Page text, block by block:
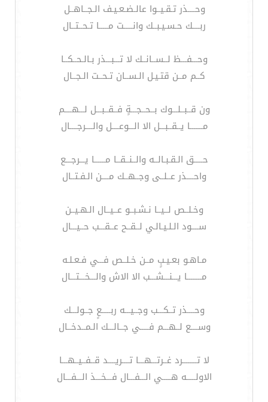
وحــــذر تـقـيــوا عالـضـعـيـف الـجــاهــل
ربــــك حـسـيـبــك وانـــــت مـــــا تـحــتــال
وحـــفـــظ لــســانــك لا تـــبـــذر بـالـحــكــا
كــم مــن قتـيـل الـســان تـحــت الـجــال
ون قــبــلـــوك بــحــجـــةٍ فــقــبـــل لـــهــــم
مـــــــا يــقــبـــل الا الـــوعــــل والــــرجــــال
حـــــق الـقـبـالــه والــنــقــا مــــــا يـــرجـــع
واحــــذر عــلــى وجــهــك مــــن الـفـتــال
وخـلــص لــيــا نـشـبــو عــيــال الـهـيــن
ســــود الـلـيـالـي لــقــح عــقـــب حــيـــال
مـاهـو بعـيـبٍ مــن خـلــص فـــي فـعـلـه
مــــــــا يـــنـــشـــب الا الاش والـــخـــتـــال
وحــــذر تــكـــب وجــيـــه ربـــــعٍ جــولـــك
وســــع لــهـــم فـــــي جــالـــك الـمــدخــال
لا تــــــــرد غــرتـــهـــا تــــريــــد قــفــيــهـــا
الاولـــــه هـــــي الـــفـــال فـــخـــذ الـــفـــال